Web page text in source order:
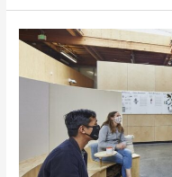
hingga
Workplace